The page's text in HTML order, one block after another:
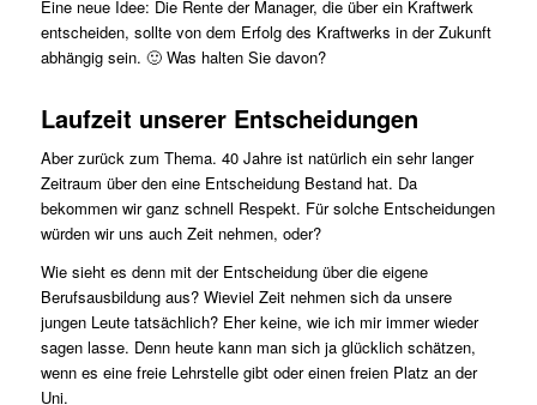
Eine neue Idee: Die Rente der Manager, die über ein Kraftwerk
entscheiden, sollte von dem Erfolg des Kraftwerks in der Zukunft
abhängig sein. 🙂 Was halten Sie davon?
Laufzeit unserer Entscheidungen
Aber zurück zum Thema. 40 Jahre ist natürlich ein sehr langer
Zeitraum über den eine Entscheidung Bestand hat. Da
bekommen wir ganz schnell Respekt. Für solche Entscheidungen
würden wir uns auch Zeit nehmen, oder?
Wie sieht es denn mit der Entscheidung über die eigene
Berufsausbildung aus? Wieviel Zeit nehmen sich da unsere
jungen Leute tatsächlich? Eher keine, wie ich mir immer wieder
sagen lasse. Denn heute kann man sich ja glücklich schätzen,
wenn es eine freie Lehrstelle gibt oder einen freien Platz an der
Uni.